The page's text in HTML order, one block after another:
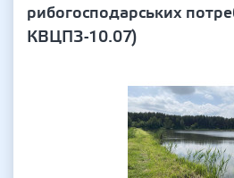
рибогосподарських
КВЦПЗ-10.07)